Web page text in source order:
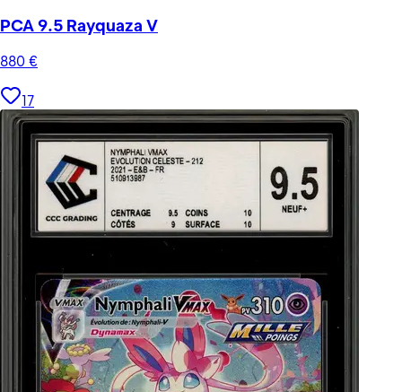
PCA 9.5 Rayquaza V
880 €
17